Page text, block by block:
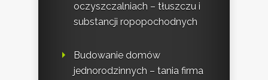
oczyszczalniach – tłuszczu i
substancji ropopochodnych
Budowanie domów
jednorodzinnych – tania firma